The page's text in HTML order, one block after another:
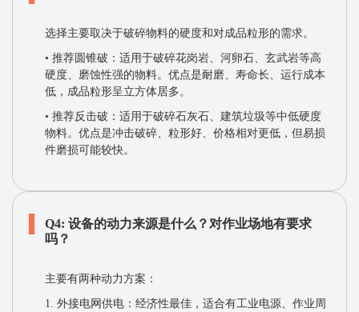
选择主要取决于破碎物料的硬度和对成品粒形的需求。
• ​​推荐圆锥破​​：适用于破碎​​花岗岩、河卵石、玄武岩​​等高
硬度、磨蚀性强的物料。优点是耐磨、寿命长、运行成本
低，成品粒形呈立方体居多。
​​• 推荐反击破​​：适用于破碎​​石灰石、建筑垃圾​​等中低硬度
物料。优点是冲击破碎、粒形好、价格相对更低，但易损
件磨损可能较快。
Q4: 设备的动力来源是什么？对作业场地有要求
吗？
主要有两种动力方案：
1. ​​外接电网供电​​：经济性最佳，适合有工业电源、作业周